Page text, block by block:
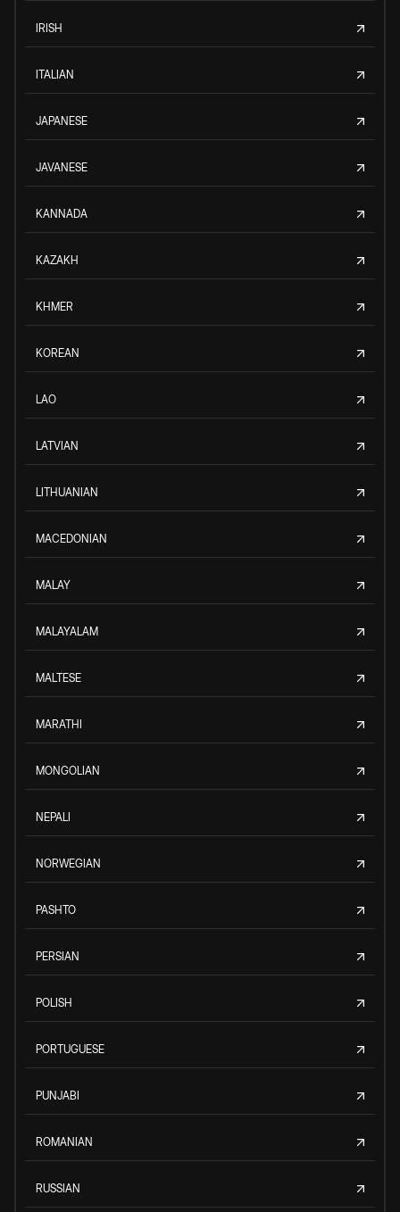
IRISH
ITALIAN
JAPANESE
JAVANESE
KANNADA
KAZAKH
KHMER
KOREAN
LAO
LATVIAN
LITHUANIAN
MACEDONIAN
MALAY
MALAYALAM
MALTESE
MARATHI
MONGOLIAN
NEPALI
NORWEGIAN
PASHTO
PERSIAN
POLISH
PORTUGUESE
PUNJABI
ROMANIAN
RUSSIAN